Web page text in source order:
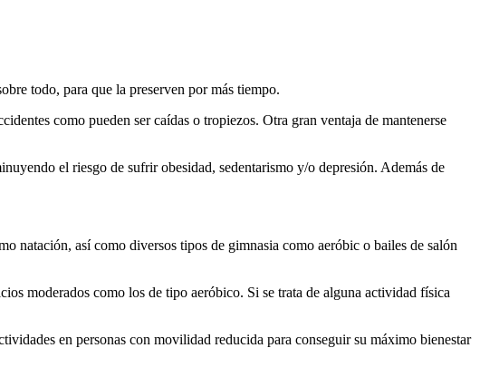
todo, para que la preserven por más tiempo.
como pueden ser caídas o tropiezos. Otra gran ventaja de mantenerse
el riesgo de sufrir obesidad, sedentarismo y/o depresión. Además de
natación, así como diversos tipos de gimnasia como aeróbic o bailes de salón
moderados como los de tipo aeróbico. Si se trata de alguna actividad física
en personas con movilidad reducida para conseguir su máximo bienestar